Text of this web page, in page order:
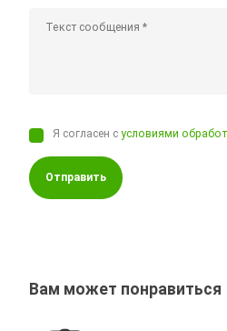
Я согласен сусловиями
Отправить
Вам может понравиться